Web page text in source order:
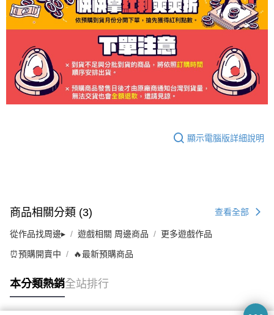
顯示電腦版詳細說明
商品相關分類 (3) 查看全部
從作品找周邊▸ 遊戲相關 周邊商品 更多遊戲作品
⏰預購開賣中 🔥最新預購商品
本分類熱銷全站排行